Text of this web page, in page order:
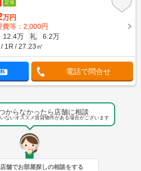
定借
万円
費等：2,000円
12.4万 礼
6.2万
1R 27.23㎡
電話で問合せ
からなかったら店舗に相談
ないオススメ賃貸物件がある場合がございます
舗でお部屋探しの相談をする